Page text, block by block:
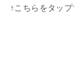
↑こちらをタッ